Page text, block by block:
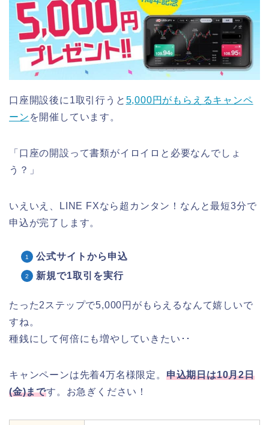
口座開設後に1取引行うと 5,000円がもらえるキャンペ
ーン を開催しています。
「口座の開設って書類がイロイロと必要なんでしょ
う？」
いえいえ、LINE FXなら超カンタン！なんと最短3分で
申込が完了します。
公式サイトから申込
新規で1取引を実行
たった2ステップで5,000円がもらえるなんて嬉しいで
すね。
種銭にして何倍にも増やしていきたい･･
キャンペーンは先着4万名様限定。 申込期日は10月2日
(金)まです。お急ぎください！